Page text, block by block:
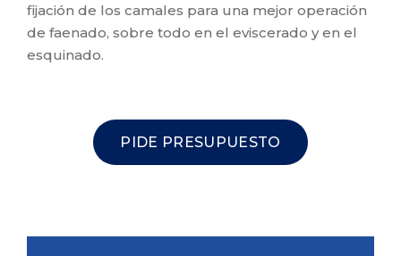
fijación de los camales para una mejor operación
de faenado, sobre todo en el eviscerado y en el
esquinado.
PIDE PRESUPUESTO